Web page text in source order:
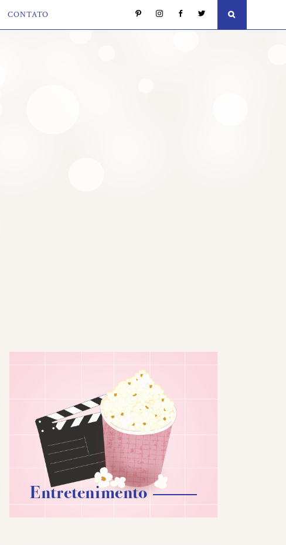
CONTATO
Entretenimento